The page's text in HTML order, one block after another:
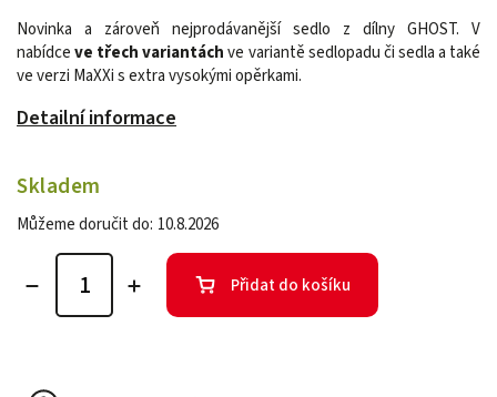
Novinka a zároveň nejprodávanější sedlo z dílny GHOST. V
nabídceve třech variantáchve variantě sedlopadu či sedla a také
ve verzi MaXXi s extra vysokými opěrkami.
Detailní informace
Skladem
Můžeme doručit do: 10.8.2026
Přidat do košíku